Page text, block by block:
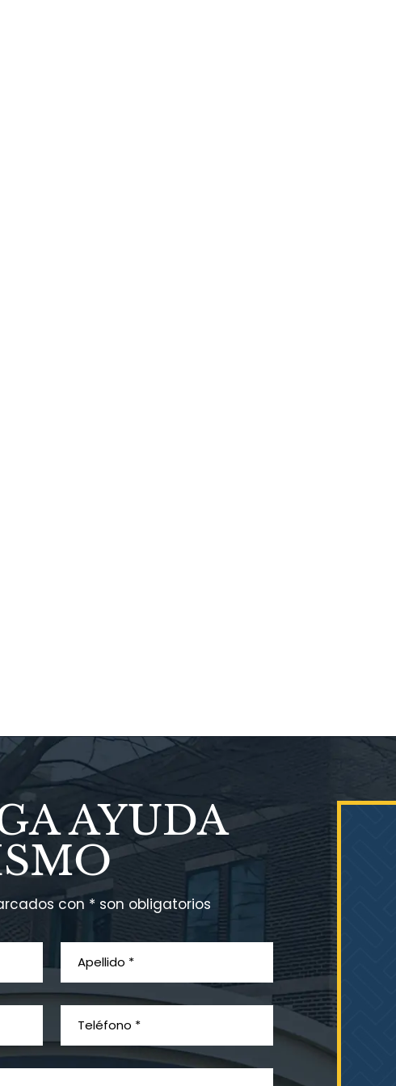
AYUDA
con * son obligatorios